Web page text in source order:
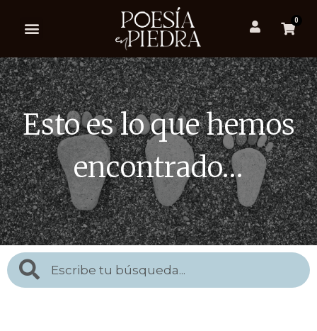
0
Esto es lo que hemos
encontrado…